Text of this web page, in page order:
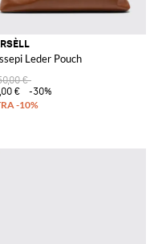
Leder Pouch
€
€
-30%